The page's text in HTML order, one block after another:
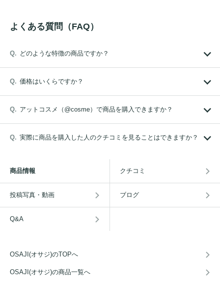
よくある質問（FAQ）
どのような特徴の商品ですか？
価格はいくらですか？
アットコスメ（@cosme）で商品を購入できますか？
実際に商品を購入した人のクチコミを見ることはできますか？
商品情報 クチコミ
投稿写真・動画 ブログ
Q&A
OSAJI(オサジ)のTOPへ
OSAJI(オサジ)の商品一覧へ